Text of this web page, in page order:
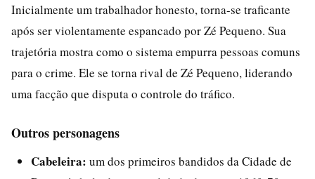
Inicialmente um trabalhador honesto, torna-se traficante
após ser violentamente espancado por Zé Pequeno. Sua
trajetória mostra como o sistema empurra pessoas comuns
para o crime. Ele se torna rival de Zé Pequeno, liderando
uma facção que disputa o controle do tráfico.
Outros personagens
Cabeleira: um dos primeiros bandidos da Cidade de